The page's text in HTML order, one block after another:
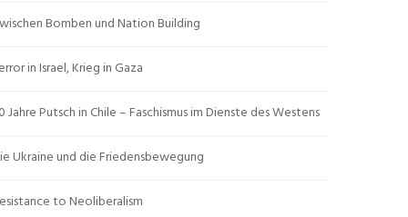
Bomben und Nation Building
in Israel, Krieg in Gaza
Jahre Putsch in Chile – Faschismus im Dienste des Westens
Ukraine und die Friedensbewegung
to Neoliberalism